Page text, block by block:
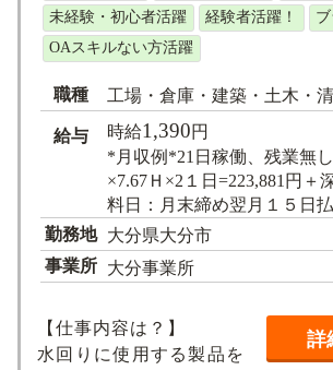
未経験・初心者活躍
経験者活躍！
OAスキルない方活躍
職種 工場・倉庫・建築・土木・
給与 時給1,390円
*月収例*21日稼働、残業無
×7.67Ｈ×2１日=223,881円＋
料日：月末締め翌月１５日払
勤務地 大分県大分市
事業所 大分事業所
【仕事内容は？】
水回りに使用する製品を
詳